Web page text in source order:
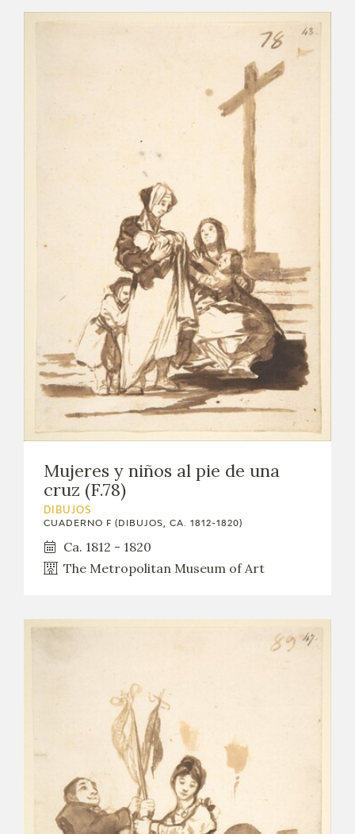
Mujeres y niños al pie de una
cruz (F.78)
DIBUJOS
CUADERNO F (DIBUJOS, CA. 1812-1820)
Ca. 1812 - 1820
The Metropolitan Museum of Art